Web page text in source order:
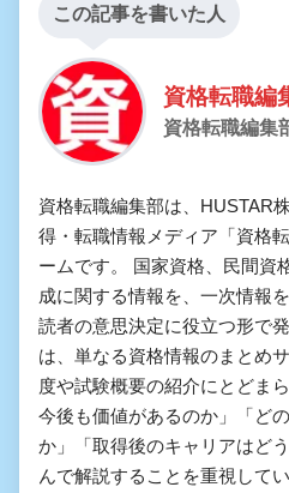
この記事を書いた人
資格転職編
資格転職編集
資格転職編集部は、HUSTAR
得・転職情報メディア「資格
ームです。 国家資格、民間資
成に関する情報を、一次情報
読者の意思決定に役立つ形で
は、単なる資格情報のまとめ
度や試験概要の紹介にとどま
今後も価値があるのか」「ど
か」「取得後のキャリアはど
んで解説することを重視して